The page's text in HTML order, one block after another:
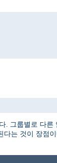
. 그룹별로 다른
는 것이 장점